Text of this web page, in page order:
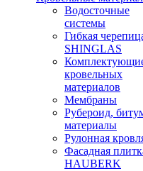
Водосточные
системы
Гибкая
SHINGLAS
кровельных
материалов
Мембраны
Рубероид,
материалы
Рулонная
Фасадная
HAUBERK